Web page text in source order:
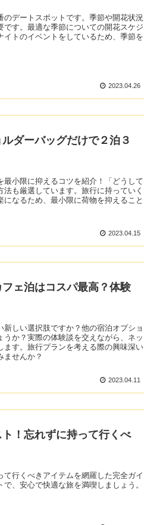
デートスポットです。季節や開花状況
す。最適な季節についての開花スケジ
トのイベントをしているため、季節を
2023.04.26
ダーバッグだけで２泊３
小限に抑えるコツを紹介！「どうして
も厳選しています。旅行に持っていく
なるため、最小限に荷物を抑えること
2023.04.15
ェ泊はコスパ最高？体験
しい選択肢ですか？他の宿泊オプショ
か？実際の体験談を交えながら、ネッ
ます。旅行プランを考える際の興味深い
ませんか？
2023.04.11
！忘れずに持って行くべ
行くべきアイテムを網羅した完全ガイ
、安心で快適な旅を満喫しましょう。